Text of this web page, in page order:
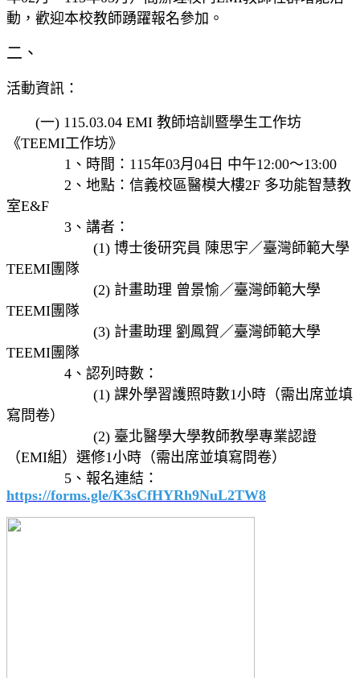
動，歡迎本校教師踴躍報名參加。
二、
活動資訊：
(一) 115.03.04 EMI 教師培訓暨學生工作坊
《TEEMI工作坊》
1、時間：115年03月04日 中午12:00～13:00
2、地點：信義校區醫模大樓2F 多功能智慧教
室E&F
3、講者：
(1) 博士後研究員 陳思宇／臺灣師範大學
TEEMI團隊
(2) 計畫助理 曾景愉／臺灣師範大學
TEEMI團隊
(3) 計畫助理 劉鳳賀／臺灣師範大學
TEEMI團隊
4、認列時數：
(1) 課外學習護照時數1小時（需出席並填
寫問卷）
(2) 臺北醫學大學教師教學專業認證
（EMI組）選修1小時（需出席並填寫問卷）
5、報名連結：
https://forms.gle/K3sCfHYRh9NuL2TW8